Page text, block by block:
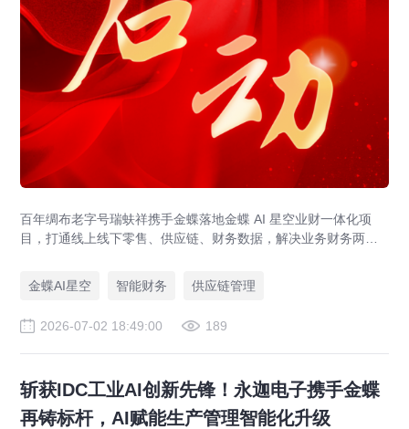
百年绸布老字号瑞蚨祥携手金蝶落地金蝶 AI 星空业财一体化项
目，打通线上线下零售、供应链、财务数据，解决业务财务两张
金蝶AI星空
智能财务 供应链管理
2026-07-02 18:49:00 189
斩获IDC工业AI创新先锋！永迦电子携手金蝶
再铸标杆，AI赋能生产管理智能化升级